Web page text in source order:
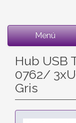
Menú
Hub USB
0762/
Gris